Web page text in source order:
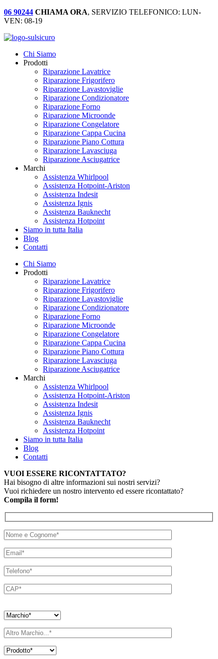
06 90244 CHIAMA ORA, SERVIZIO TELEFONICO: LUN-
VEN: 08-19
Chi Siamo
Prodotti
Riparazione Lavatrice
Riparazione Frigorifero
Riparazione Lavastoviglie
Riparazione Condizionatore
Riparazione Forno
Riparazione Microonde
Riparazione Congelatore
Riparazione Cappa Cucina
Riparazione Piano Cottura
Riparazione Lavasciuga
Riparazione Asciugatrice
Marchi
Assistenza Whirlpool
Assistenza Hotpoint-Ariston
Assistenza Indesit
Assistenza Ignis
Assistenza Bauknecht
Assistenza Hotpoint
Siamo in tutta Italia
Blog
Contatti
Chi Siamo
Prodotti
Riparazione Lavatrice
Riparazione Frigorifero
Riparazione Lavastoviglie
Riparazione Condizionatore
Riparazione Forno
Riparazione Microonde
Riparazione Congelatore
Riparazione Cappa Cucina
Riparazione Piano Cottura
Riparazione Lavasciuga
Riparazione Asciugatrice
Marchi
Assistenza Whirlpool
Assistenza Hotpoint-Ariston
Assistenza Indesit
Assistenza Ignis
Assistenza Bauknecht
Assistenza Hotpoint
Siamo in tutta Italia
Blog
Contatti
VUOI ESSERE RICONTATTATO?
Hai bisogno di altre informazioni sui nostri servizi?
Vuoi richiedere un nostro intervento ed essere ricontattato?
Compila il form!